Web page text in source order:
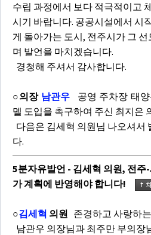
수립 과정에서 보다 적극적이고
시기 바랍니다. 공공시설에서 시
게 돌아가는 도시, 전주시가 그
며 발언을 마치겠습니다.
경청해 주셔서 감사합니다.
○의장 남관우공영 주차장 태양
델 도입을 촉구하여 주신 최지은
다음은 김세혁 의원님 나오셔서
다.
5분자유발언 - 김세혁 의원, 전주
가 계획에 반영해야 합니다!
○김세혁 의원 존경하고 사랑하
남관우 의장님과 최주만 부의장